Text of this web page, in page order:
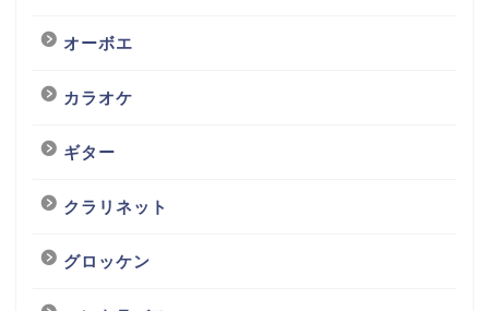
オーボエ
カラオケ
ギター
クラリネット
グロッケン